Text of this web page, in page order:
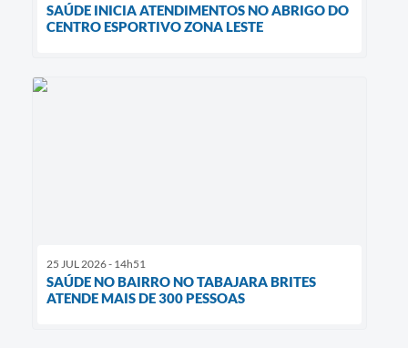
SAÚDE INICIA ATENDIMENTOS NO ABRIGO DO
CENTRO ESPORTIVO ZONA LESTE
25 JUL 2026 - 14h51
SAÚDE NO BAIRRO NO TABAJARA BRITES
ATENDE MAIS DE 300 PESSOAS